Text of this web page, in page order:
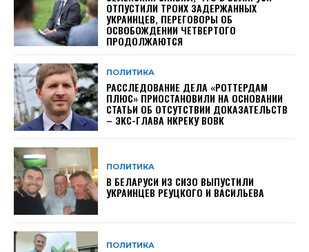
ОТПУСТИЛИ ТРОИХ ЗАДЕРЖАННЫХ
УКРАИНЦЕВ, ПЕРЕГОВОРЫ ОБ
ОСВОБОЖДЕНИИ ЧЕТВЕРТОГО
ПРОДОЛЖАЮТСЯ
ПОЛИТИКА
РАССЛЕДОВАНИЕ ДЕЛА «РОТТЕРДАМ
ПЛЮС» ПРИОСТАНОВИЛИ НА ОСНОВАНИИ
СТАТЬИ ОБ ОТСУТСТВИИ ДОКАЗАТЕЛЬСТВ
– ЭКС-ГЛАВА НКРЕКУ ВОВК
ПОЛИТИКА
В БЕЛАРУСИ ИЗ СИЗО ВЫПУСТИЛИ
УКРАИНЦЕВ РЕУЦКОГО И ВАСИЛЬЕВА
ПОЛИТИКА